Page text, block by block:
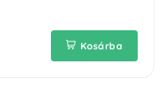
Kosárba